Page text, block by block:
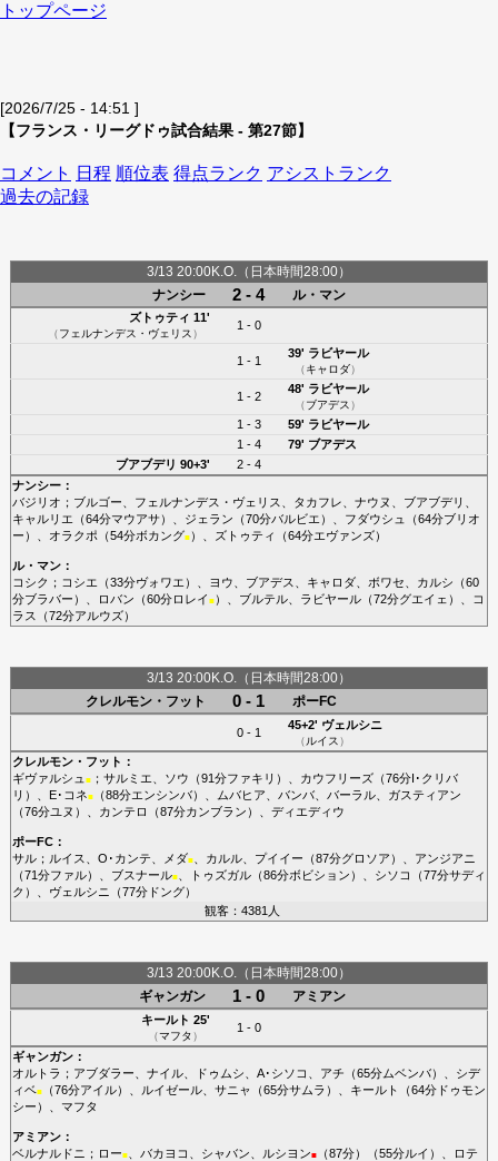
トップページ
[2026/7/25 - 14:51 ]
【フランス・リーグドゥ試合結果 - 第27節】
コメント 日程 順位表 得点ランク アシストランク
過去の記録
3/13 20:00K.O.（日本時間28:00）
ナンシー
2 - 4 ル・マン
ズトゥティ 11'
（フェルナンデス・ヴェリス ）
1 - 0
1 - 1
39' ラビヤール
（キャロダ）
1 - 2
48' ラビヤール
（ブアデス ）
1 - 3 59' ラビヤール
1 - 4
79' ブアデス
ブアブデリ 90+3'
2 - 4
ナンシー：
バジリオ ； ブルゴー フェルナンデス・ヴェリス タカフレ ナウヌ ブアブデリ
キャルリエ （64分マウアサ）、 ジェラン （70分バルビエ ）、 フダウシュ （64分ブリオ
ー ）、 オラクポ （54分ボカング■）、 ズトゥティ （64分エヴァンズ）
ル・マン：
コシク ； コシエ （33分ヴォワエ ）、 ヨウ ブアデス キャロダ、 ボワセ カルシ （60
分ブラバー ）、 ロバン （60分ロレイ ■）、 ブルテル、 ラビヤール（72分グエイェ ）、
コ
ラス
（72分アルウズ）
3/13 20:00K.O.（日本時間28:00）
クレルモン・フット
0 - 1 ポーFC
0 - 1
45+2' ヴェルシニ
（ルイス ）
クレルモン・フット ：
ギヴァルシュ ■； サルミエ ソウ （91分ファキリ ）、 カウフリーズ（76分I･クリバ
リ ）、 E･コネ■（88分エンシンバ）、 ムバヒア バンバ、 バーラル、 ガスティアン
（76分ユヌ ）、 カンテロ （87分カンブラン ）、 ディエディウ
ポーFC：
サル； ルイス O･カンテ メダ■、 カルル、 プイイー （87分グロソア ）、 アンジアニ
（71分ファル）、 ブスナール■、 トゥズガル（86分ボビション ）、 シソコ （77分サディ
ク ）、 ヴェルシニ （77分ドング）
観客：4381人
3/13 20:00K.O.（日本時間28:00）
ギャンガン
1 - 0 アミアン
キールト 25'
（マフタ）
1 - 0
ギャンガン：
オルトラ ； アブダラー ナイル、 ドゥムシ A･シソコ アチ （65分ムベンバ）、 シデ
ィベ■（76分アイル）、 ルイゼール、 サニャ （65分サムラ ）、 キールト （64分ドゥモン
シー ）、 マフタ
アミアン：
ベルナルドニ ； ロー■、 バカヨコ シャバン ルシヨン■（87分）（55分ルイ ）、
ロテ